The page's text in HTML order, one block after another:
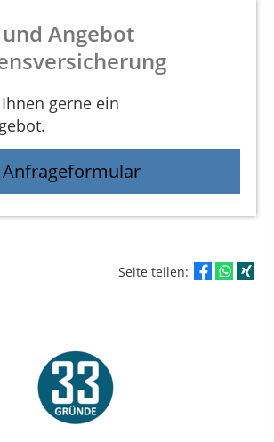
Angebot
gerne ein
Anfrageformular
Seite teilen: